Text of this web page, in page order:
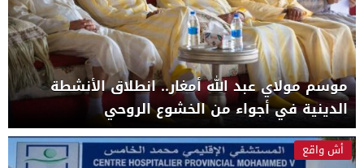
موسم مولاي عبد الله أمغار.. انطلاق الأنشطة
الدينية في أجواء من الخشوع الروحي
أش واقع